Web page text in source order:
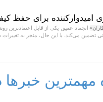
امیدوارکننده برای حفظ
انجماد عمیق یکی از قابل
تضمین می‌کند. با این حال، منجر به
خبرها